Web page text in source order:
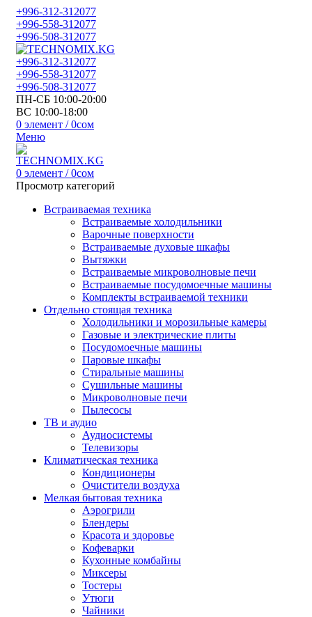
+996-312-312077
+996-558-312077
+996-508-312077
+996-312-312077
+996-558-312077
+996-508-312077
ПН-СБ 10:00-20:00
ВС 10:00-18:00
0 элемент / 0сом
Меню
0 элемент / 0сом
Просмотр категорий
Встраиваемая техника
Встраиваемые холодильники
Варочные поверхности
Встраиваемые духовые шкафы
Вытяжки
Встраиваемые микроволновые печи
Встраиваемые посудомоечные машины
Комплекты встраиваемой техники
Отдельно стоящая техника
Холодильники и морозильные камеры
Газовые и электрические плиты
Посудомоечные машины
Паровые шкафы
Стиральные машины
Сушильные машины
Микроволновые печи
Пылесосы
ТВ и аудио
Аудиосистемы
Телевизоры
Климатическая техника
Кондиционеры
Очистители воздуха
Мелкая бытовая техника
Аэрогрили
Блендеры
Красота и здоровье
Кофеварки
Кухонные комбайны
Миксеры
Тостеры
Утюги
Чайники